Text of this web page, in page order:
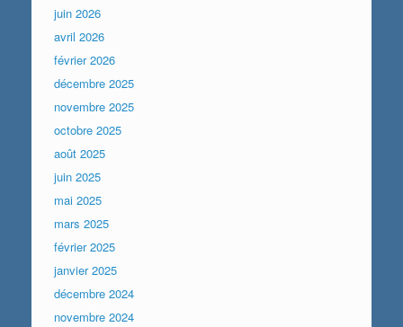
juin 2026
avril 2026
février 2026
décembre 2025
novembre 2025
octobre 2025
août 2025
juin 2025
mai 2025
mars 2025
février 2025
janvier 2025
décembre 2024
novembre 2024